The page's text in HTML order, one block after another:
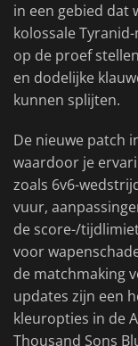
in een gebied dat
kolossale
op de proef
en dodelijke
kunnen splijten.
De nieuwe patch
waardoor je
zoals 6v6-
vuur,
de score-/
voor
de matchmaking
updates zijn een
kleuropties in de
Thousand Sons